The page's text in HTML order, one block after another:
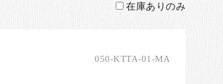
在庫ありのみ
050-KTTA-01-MA